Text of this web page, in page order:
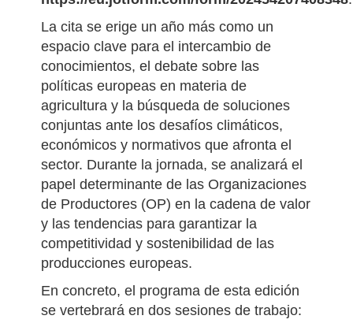
así como de forma virtual. Los interesados
pueden formalizar suregistroa través del
siguiente enlace:
https://eu.jotform.com/form/202454207408348
La cita se erige un año más como un
espacio clave para el intercambio de
conocimientos, el debate sobre las
políticas europeas en materia de
agricultura y la búsqueda de soluciones
conjuntas ante los desafíos climáticos,
económicos y normativos que afronta el
sector. Durante la jornada, se analizará el
papel determinante de las Organizaciones
de Productores (OP) en la cadena de valor
y las tendencias para garantizar la
competitividad y sostenibilidad de las